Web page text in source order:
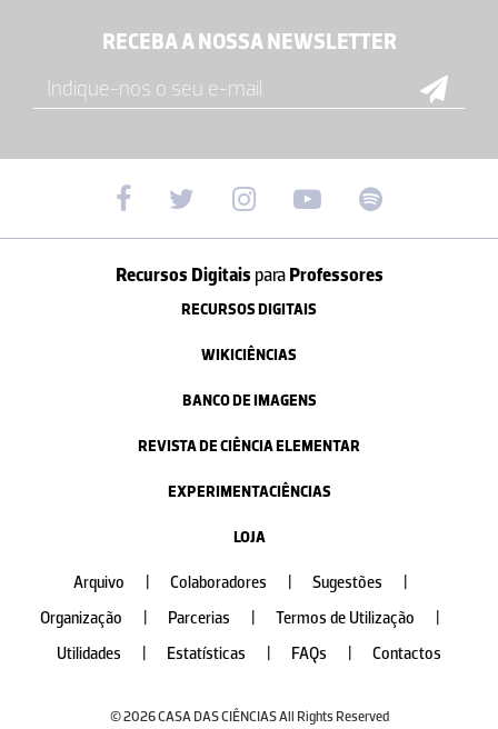
RECEBA A NOSSA NEWSLETTER
Recursos Digitais paraProfessores
RECURSOS DIGITAIS
WIKICIÊNCIAS
BANCO DE IMAGENS
REVISTA DE CIÊNCIA ELEMENTAR
EXPERIMENTACIÊNCIAS
LOJA
Arquivo Colaboradores Sugestões
Organização
Parcerias Termos de Utilização
Utilidades
Estatísticas FAQs Contactos
© 2026 CASA DAS CIÊNCIAS All Rights Reserved